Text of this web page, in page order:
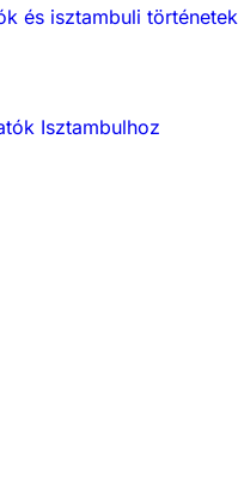
és isztambuli történetek
Isztambulhoz